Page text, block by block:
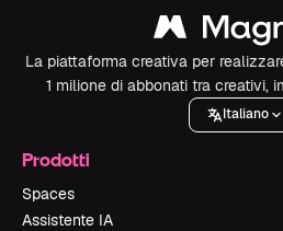
La piattaforma creativa per
1 milione di abbonati tra creativi,
Italiano
Prodotti
Spaces
Assistente IA